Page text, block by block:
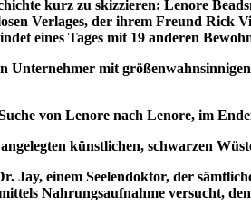
kurz zu skizzieren: Lenore
Verlages, der ihrem Freund Rick
eines Tages mit 19 anderen
Unternehmer mit
von Lenore nach Lenore, im
künstlichen, schwarzen
Jay, einem Seelendoktor, der
Nahrungsaufnahme versucht,